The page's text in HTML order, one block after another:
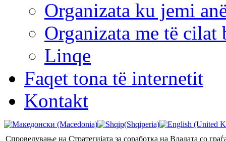
Organizata ku jemi
Organizata me të cilat
Linqe
Faqet tona të internetit
Kontakt
Спроведување на Стратегијата за соработка на Владата со